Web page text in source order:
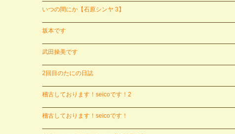
いつの間にか【石原シンヤ 3】
坂本です
武田操美です
2回目のたにの日誌
稽古しております！seicoです！2
稽古しております！seicoです！